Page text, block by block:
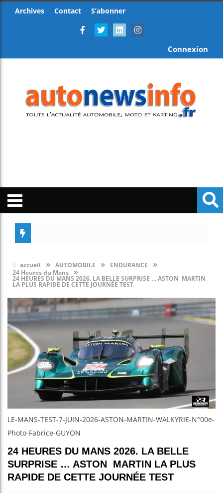
Archives Contact S’abonner
Connexion
accueil » AUTOMOBILE » ENDURANCE »
24 Heures du Mans »
24 HEURES DU MANS 2026. LA BELLE SURPRISE … ASTON MARTIN
LA PLUS RAPIDE DE CETTE JOURNÉE TEST
LE-MANS-TEST-7-JUIN-2026-ASTON-MARTIN-WALKYRIE-N°00e-
Photo-Fabrice-GUYON
24 HEURES DU MANS 2026. LA BELLE
SURPRISE … ASTON MARTIN LA PLUS
RAPIDE DE CETTE JOURNÉE TEST